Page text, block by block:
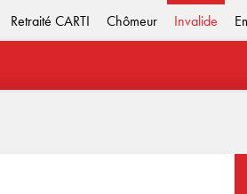
Retraité CARTI Chômeur Invalide